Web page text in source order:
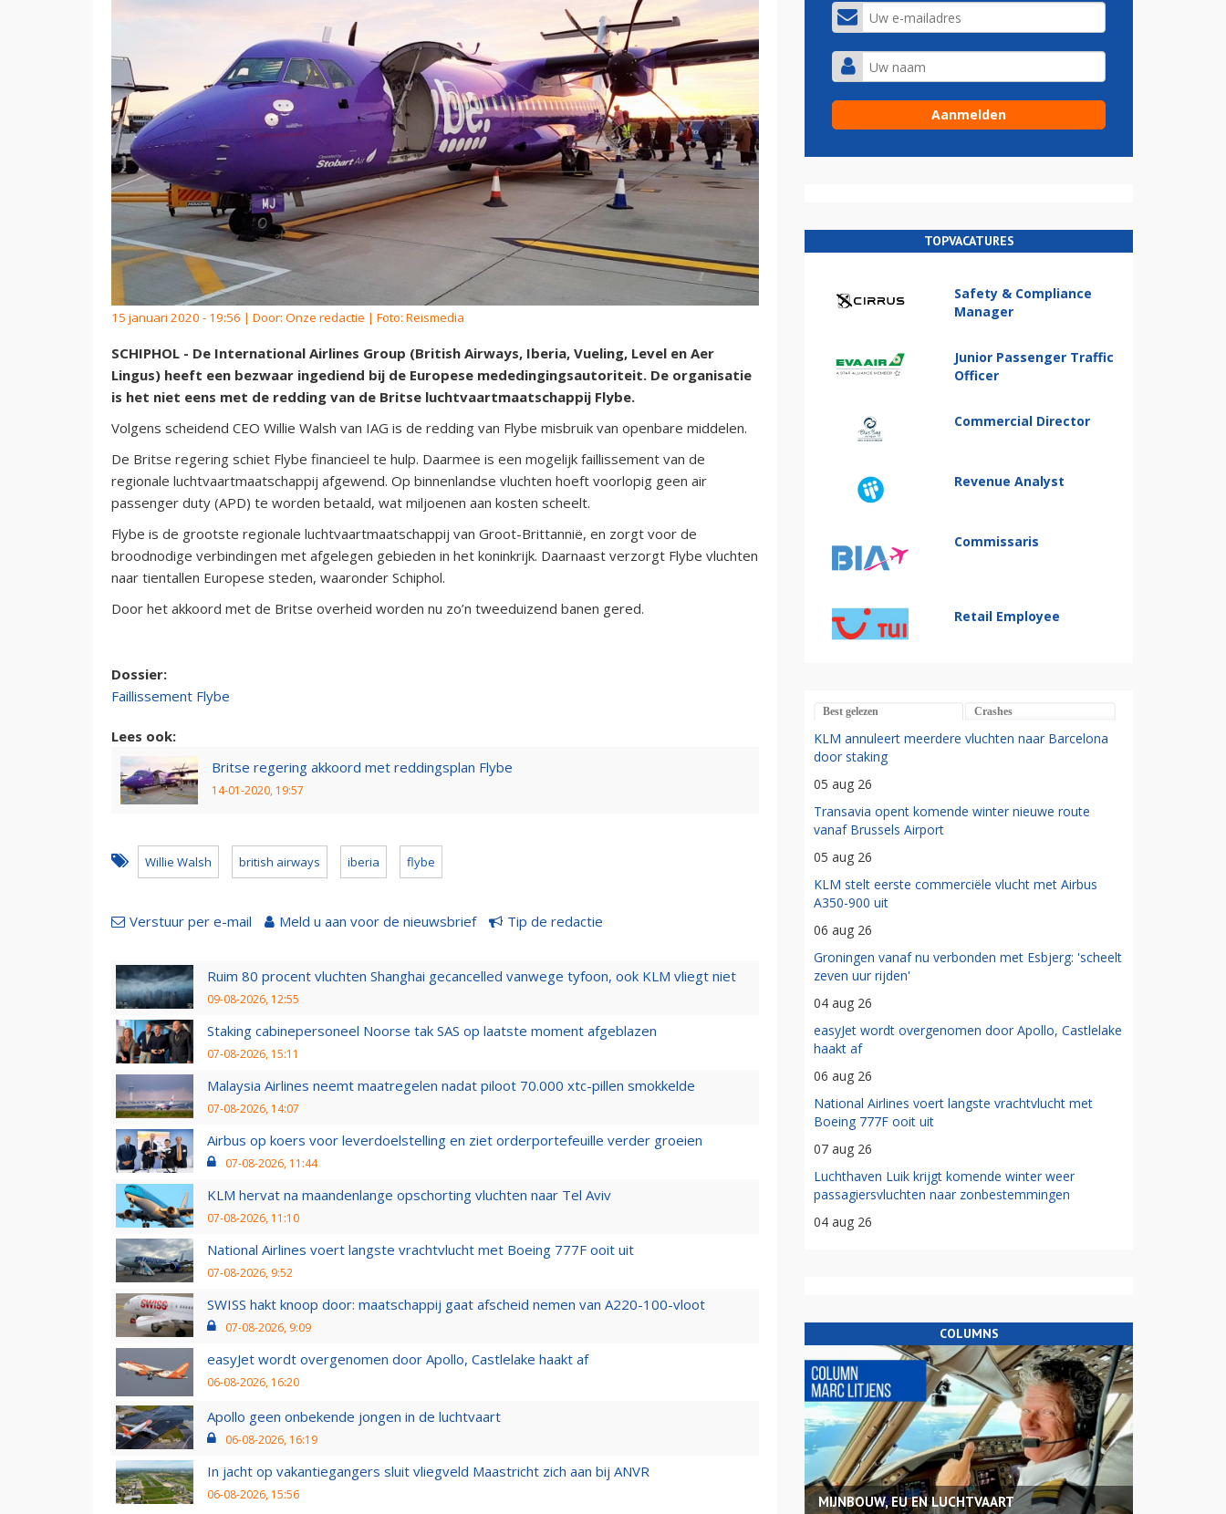
15 januari 2020 - 19:56 | Door: Onze redactie | Foto: Reismedia
SCHIPHOL - De International Airlines Group (British Airways, Iberia, Vueling, Level en Aer
Lingus) heeft een bezwaar ingediend bij de Europese mededingingsautoriteit. De organisatie
is het niet eens met de redding van de Britse luchtvaartmaatschappij Flybe.
Volgens scheidend CEO Willie Walsh van IAG is de redding van Flybe misbruik van openbare middelen.
De Britse regering schiet Flybe financieel te hulp. Daarmee is een mogelijk faillissement van de
regionale luchtvaartmaatschappij afgewend. Op binnenlandse vluchten hoeft voorlopig geen air
passenger duty (APD) te worden betaald, wat miljoenen aan kosten scheelt.
Flybe is de grootste regionale luchtvaartmaatschappij van Groot-Brittannië, en zorgt voor de
broodnodige verbindingen met afgelegen gebieden in het koninkrijk. Daarnaast verzorgt Flybe vluchten
naar tientallen Europese steden, waaronder Schiphol.
Door het akkoord met de Britse overheid worden nu zo’n tweeduizend banen gered.
Dossier:
Faillissement Flybe
Lees ook:
Britse regering akkoord met reddingsplan Flybe
14-01-2020, 19:57
Willie Walsh british airways iberia flybe
Verstuur per e-mail Meld u aan voor de nieuwsbrief Tip de redactie
Ruim 80 procent vluchten Shanghai gecancelled vanwege tyfoon, ook KLM vliegt niet
09-08-2026, 12:55
Staking cabinepersoneel Noorse tak SAS op laatste moment afgeblazen
07-08-2026, 15:11
Malaysia Airlines neemt maatregelen nadat piloot 70.000 xtc-pillen smokkelde
07-08-2026, 14:07
Airbus op koers voor leverdoelstelling en ziet orderportefeuille verder groeien
07-08-2026, 11:44
KLM hervat na maandenlange opschorting vluchten naar Tel Aviv
07-08-2026, 11:10
National Airlines voert langste vrachtvlucht met Boeing 777F ooit uit
07-08-2026, 9:52
SWISS hakt knoop door: maatschappij gaat afscheid nemen van A220-100-vloot
07-08-2026, 9:09
easyJet wordt overgenomen door Apollo, Castlelake haakt af
06-08-2026, 16:20
Apollo geen onbekende jongen in de luchtvaart
06-08-2026, 16:19
In jacht op vakantiegangers sluit vliegveld Maastricht zich aan bij ANVR
06-08-2026, 15:56
TOPVACATURES
Safety & Compliance
Manager
Junior Passenger Traffic
Officer
Commercial Director
Revenue Analyst
Commissaris
Retail Employee
Best gelezen Crashes
KLM annuleert meerdere vluchten naar Barcelona
door staking
05 aug 26
Transavia opent komende winter nieuwe route
vanaf Brussels Airport
05 aug 26
KLM stelt eerste commerciële vlucht met Airbus
A350-900 uit
06 aug 26
Groningen vanaf nu verbonden met Esbjerg: 'scheelt
zeven uur rijden'
04 aug 26
easyJet wordt overgenomen door Apollo, Castlelake
haakt af
06 aug 26
National Airlines voert langste vrachtvlucht met
Boeing 777F ooit uit
07 aug 26
Luchthaven Luik krijgt komende winter weer
passagiersvluchten naar zonbestemmingen
04 aug 26
COLUMNS
MIJNBOUW, EU EN LUCHTVAART